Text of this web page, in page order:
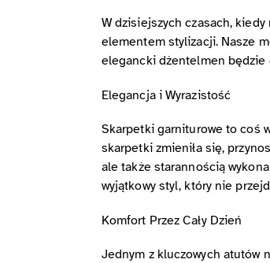
W dzisiejszych czasach,
elementem stylizacji. Nasze
elegancki dżentelmen będzie
Elegancja i Wyrazistość
Skarpetki garniturowe to coś
skarpetki zmieniła się,
ale także starannością
wyjątkowy styl, który nie
Komfort Przez Cały Dzień
Jednym z kluczowych atutów